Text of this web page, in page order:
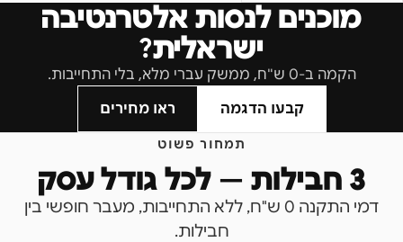
מוכנים לנסות אלטרנטיבה
ישראלית?
הקמה ב-0 ש"ח, ממשק עברי מלא, בלי התחייבות.
קבעו הדגמה
ראו מחירים
תמחור פשוט
3 חבילות — לכל גודל עסק
דמי התקנה 0 ש"ח, ללא התחייבות, מעבר חופשי בין
חבילות.